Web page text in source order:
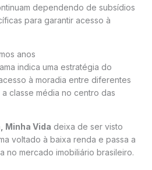
dependendo de subsídios
para garantir acesso à
anos
indica uma estratégia do
à moradia entre diferentes
classe média no centro das
Minha Vida deixa de ser visto
voltado à baixa renda e passa a
no mercado imobiliário brasileiro.